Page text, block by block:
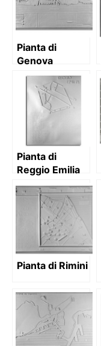
Pianta di
Genova
Pianta di
Reggio Emilia
Pianta di Rimini